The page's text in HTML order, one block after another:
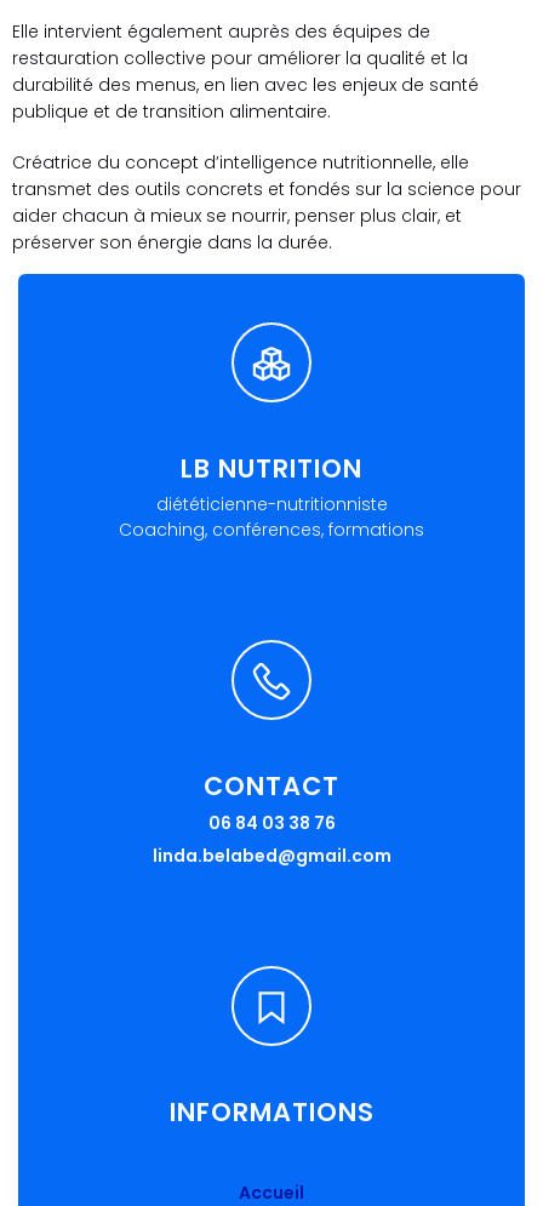
Elle intervient également auprès des équipes de
restauration collective pour améliorer la qualité et la
durabilité des menus, en lien avec les enjeux de santé
publique et de transition alimentaire.
Créatrice du concept d’intelligence nutritionnelle, elle
transmet des outils concrets et fondés sur la science pour
aider chacun à mieux se nourrir, penser plus clair, et
préserver son énergie dans la durée.
LB NUTRITION
diététicienne-nutritionniste
Coaching, conférences, formations
CONTACT
06 84 03 38 76
linda.belabed@gmail.com
INFORMATIONS
Accueil